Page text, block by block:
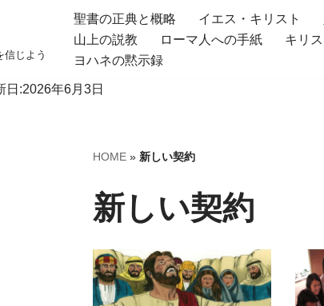
信じよう
聖書の正典と概略 イエス・キリスト
山上の説教
ローマ人への手紙 キリ
ヨハネの黙示録
日:2026年6月3日
HOME » 新しい契約
新しい契約